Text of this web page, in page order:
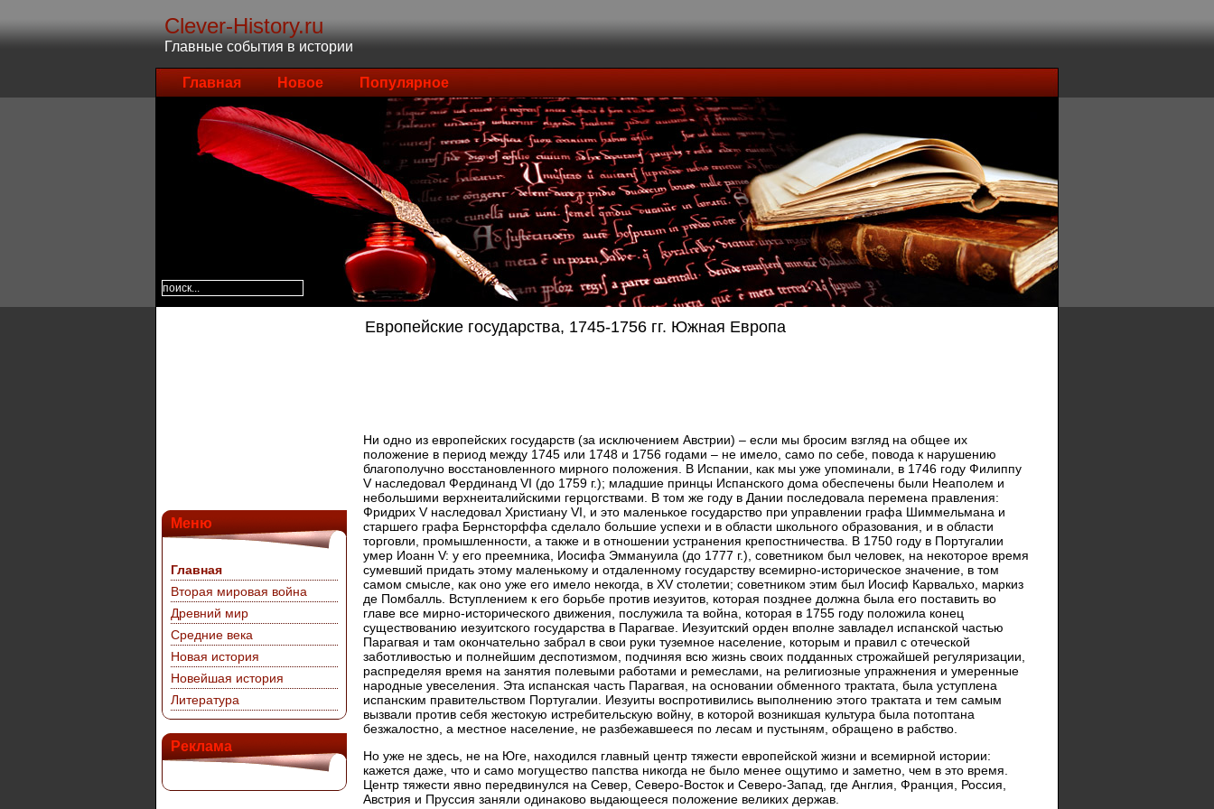
Clever-History.ru
Главные события в истории
Главная Новое Популярное
Меню
Главная
Вторая мировая война
Древний мир
Средние века
Новая история
Новейшая история
Литература
Реклама
Европейские государства, 1745-1756 гг. Южная Европа
Ни одно из европейских государств (за исключением Австрии) – если мы бросим взгляд на общее их
положение в период между 1745 или 1748 и 1756 годами – не имело, само по себе, повода к нарушению
благополучно восстановленного мирного положения. В Испании, как мы уже упоминали, в 1746 году Филиппу
V наследовал Фердинанд VI (до 1759 г.); младшие принцы Испанского дома обеспечены были Неаполем и
небольшими верхнеиталийскими герцогствами. В том же году в Дании последовала перемена правления:
Фридрих V наследовал Христиану VI, и это маленькое государство при управлении графа Шиммельмана и
старшего графа Бернсторффа сделало большие успехи и в области школьного образования, и в области
торговли, промышленности, а также и в отношении устранения крепостничества. В 1750 году в Португалии
умер Иоанн V: у его преемника, Иосифа Эммануила (до 1777 г.), советником был человек, на некоторое время
сумевший придать этому маленькому и отдаленному государству всемирно-историческое значение, в том
самом смысле, как оно уже его имело некогда, в XV столетии; советником этим был Иосиф Карвальхо, маркиз
де Помбалль. Вступлением к его борьбе против иезуитов, которая позднее должна была его поставить во
главе все мирно-исторического движения, послужила та война, которая в 1755 году положила конец
существованию иезуитского государства в Парагвае. Иезуитский орден вполне завладел испанской частью
Парагвая и там окончательно забрал в свои руки туземное население, которым и правил с отеческой
заботливостью и полнейшим деспотизмом, подчиняя всю жизнь своих подданных строжайшей регуляризации,
распределяя время на занятия полевыми работами и ремеслами, на религиозные упражнения и умеренные
народные увеселения. Эта испанская часть Парагвая, на основании обменного трактата, была уступлена
испанским правительством Португалии. Иезуиты воспротивились выполнению этого трактата и тем самым
вызвали против себя жестокую истребительскую войну, в которой возникшая культура была потоптана
безжалостно, а местное население, не разбежавшееся по лесам и пустыням, обращено в рабство.
Но уже не здесь, не на Юге, находился главный центр тяжести европейской жизни и всемирной истории:
кажется даже, что и само могущество папства никогда не было менее ощутимо и заметно, чем в это время.
Центр тяжести явно передвинулся на Север, Северо-Восток и Северо-Запад, где Англия, Франция, Россия,
Австрия и Пруссия заняли одинаково выдающееся положение великих держав.